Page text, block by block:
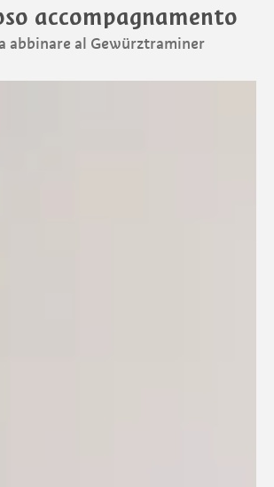
accompagnamento
abbinare al Gewürztraminer